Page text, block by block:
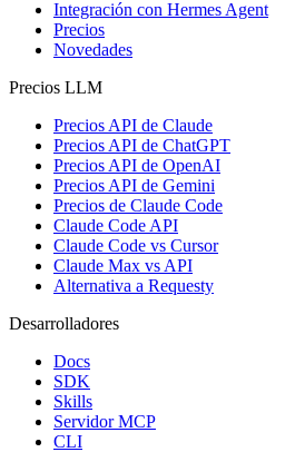
Integración con Hermes Agent
Precios
Novedades
Precios LLM
Precios API de Claude
Precios API de ChatGPT
Precios API de OpenAI
Precios API de Gemini
Precios de Claude Code
Claude Code API
Claude Code vs Cursor
Claude Max vs API
Alternativa a Requesty
Desarrolladores
Docs
SDK
Skills
Servidor MCP
CLI